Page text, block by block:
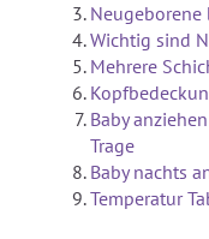
Neugeborene
Wichtig sind
Mehrere
Baby
Trage
Baby nachts
Temperatur